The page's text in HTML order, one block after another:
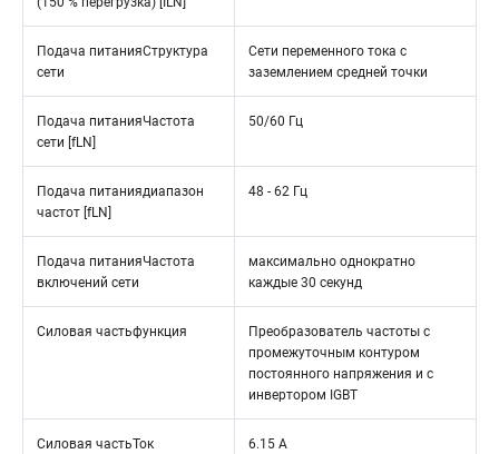
Подача питанияСтруктура
сети
Сети переменного тока с
заземлением средней точки
Подача питанияЧастота
сети [fLN]
50/60 Гц
Подача питаниядиапазон
частот [fLN]
48 - 62 Гц
Подача питанияЧастота
включений сети
максимально однократно
каждые 30 секунд
Силовая частьфункция
Преобразователь частоты с
промежуточным контуром
постоянного напряжения и с
инвертором IGBT
Силовая частьТок
6.15 A